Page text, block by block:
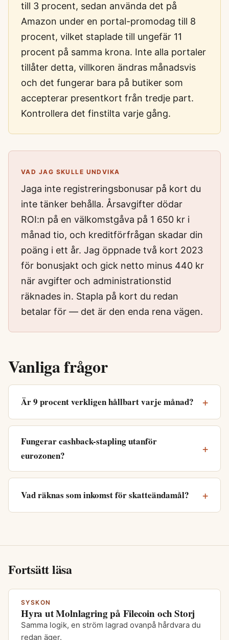
till 3 procent, sedan använda det på
Amazon under en portal-promodag till 8
procent, vilket staplade till ungefär 11
procent på samma krona. Inte alla portaler
tillåter detta, villkoren ändras månadsvis
och det fungerar bara på butiker som
accepterar presentkort från tredje part.
Kontrollera det finstilta varje gång.
VAD JAG SKULLE UNDVIKA
Jaga inte registreringsbonusar på kort du
inte tänker behålla. Årsavgifter dödar
ROI:n på en välkomstgåva på 1 650 kr i
månad tio, och kreditförfrågan skadar din
poäng i ett år. Jag öppnade två kort 2023
för bonusjakt och gick netto minus 440 kr
när avgifter och administrationstid
räknades in. Stapla på kort du redan
betalar för — det är den enda rena vägen.
Vanliga frågor
Är 9 procent verkligen hållbart varje månad?
Fungerar cashback-stapling utanför
eurozonen?
Vad räknas som inkomst för skatteändamål?
Fortsätt läsa
SYSKON
Hyra ut Molnlagring på Filecoin och Storj
Samma logik, en ström lagrad ovanpå hårdvara du
redan äger.